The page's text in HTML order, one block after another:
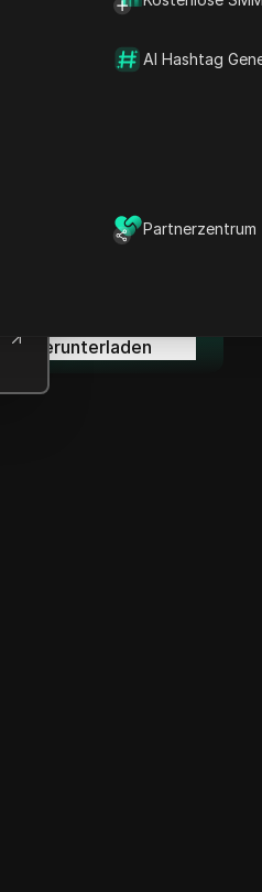
AI Hashtag
Partnerzentrum
Wichtige Informationen
Herunterladen